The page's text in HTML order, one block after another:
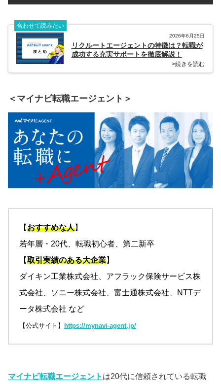
合わせて読みたい
2026年6月25日
リクルートエージェントの特徴は？転職が
成功する充実サポートを徹底解説！
>続きを読む
＜マイナビ転職エージェント＞
【おすすめな人】
若年層・20代、転職初心者、第二新卒
【取引実績のある大企業】
ダイキン工業株式会社、アフラック保険サービス株
式会社、ソニー株式会社、富士通株式会社、NTTデ
ータ株式会社 など
【公式サイト】 https://mynavi-agent.jp/
マイナビ転職エージェント は20代に信頼されている転職